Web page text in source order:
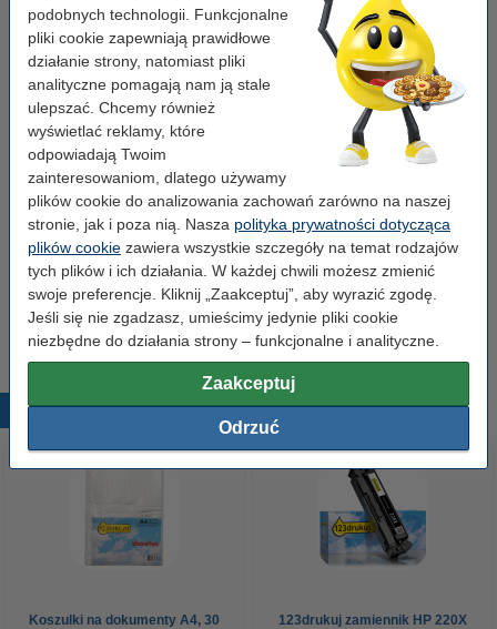
podobnych technologii. Funkcjonalne
pliki cookie zapewniają prawidłowe
działanie strony, natomiast pliki
analityczne pomagają nam ją stale
ulepszać. Chcemy również
wyświetlać reklamy, które
odpowiadają Twoim
zainteresowaniom, dlatego używamy
plików cookie do analizowania zachowań zarówno na naszej
stronie, jak i poza nią. Nasza polityka prywatności dotycząca
plików cookie zawiera wszystkie szczegóły na temat rodzajów
tych plików i ich działania. W każdej chwili możesz zmienić
swoje preferencje. Kliknij „Zaakceptuj”, aby wyrazić zgodę.
Jeśli się nie zgadzasz, umieścimy jedynie pliki cookie
niezbędne do działania strony – funkcjonalne i analityczne.
Zaakceptuj
Odrzuć
toner
Kolor: niebieski
Wydajność: ± 5.500 stron
OEM: W2201X
Numer artykułu:
XL
Numer: W2201X
Porada
Radzimy Państwu zakupić ten toner (wersję 123drukuj) zamiast
tonera HP.
Popularne produkty
Koszulki na dokumenty A4, 30
123drukuj zamiennik HP 220X